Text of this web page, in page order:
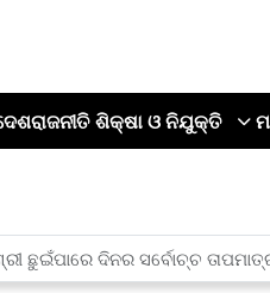
ରାଜନୀତି ଶିକ୍ଷା ଓ ନିଯୁକ୍ତି
ଛୁଇଁପାରେ ଦିନର ସର୍ବୋଚ୍ଚ